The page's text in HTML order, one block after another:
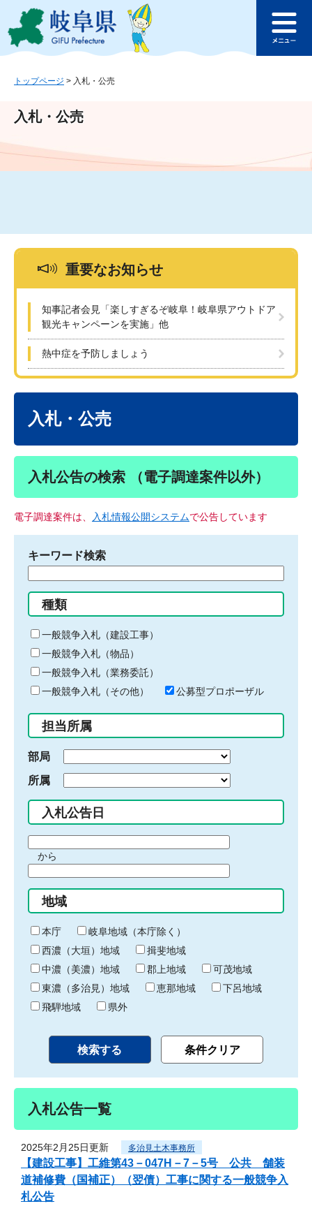
ジ
ュ
文
このページの本文へ
ュ
トップページ > 入札・公売
入札・公売
重要なお知らせ
知事記者会見「楽しすぎるぞ岐阜！岐阜県アウトドア
観光キャンペーンを実施」他
熱中症を予防しましょう
入札・公売
入札公告の検索 （電子調達案件以外）
電子調達案件は、 入札情報公開システムで公告しています
キーワード検索
る
キ
ー
ワ
ー
ド
入
力
種類
一般競争入札（建設工事）
一般競争入札（物品）
一般競争入札（業務委託）
一般競争入札（その他）
公募型プロポーザル
担当所属
部局
所属
入札公告日
間
始
り
から
間
終
わ
り
地域
本庁
岐阜地域（本庁除く）
西濃（大垣）地域
揖斐地域
中濃（美濃）地域
郡上地域
可茂地域
東濃（多治見）地域
恵那地域
下呂地域
飛騨地域
県外
入札公告一覧
2025年2月25日更新 多治見土木事務所
【建設工事】工維第43－047H－7－5号 公共 舗装
道補修費（国補正）（翌債）工事に関する一般競争入
札公告